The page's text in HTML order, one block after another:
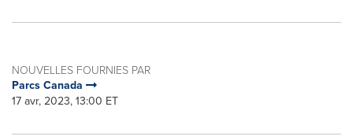
NOUVELLES FOURNIES PAR
Parcs Canada
17 avr, 2023, 13:00 ET